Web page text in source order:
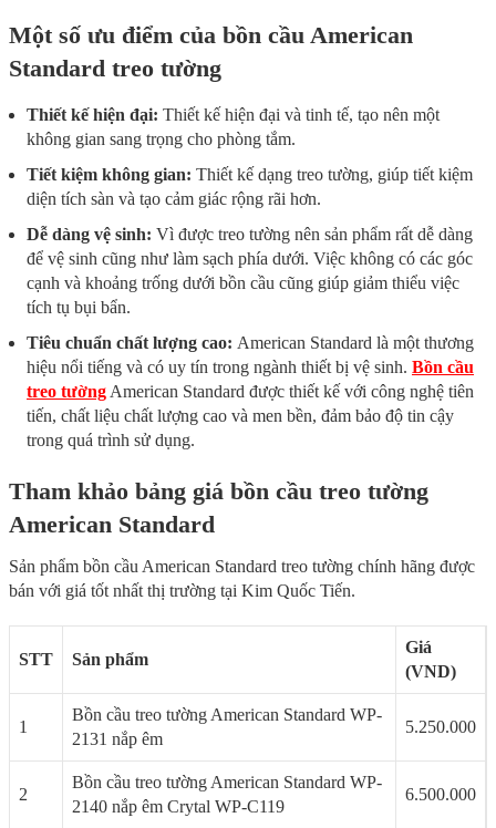
Một số ưu điểm của bồn cầu American
Standard treo tường
Thiết kế hiện đại: Thiết kế hiện đại và tinh tế, tạo nên một
không gian sang trọng cho phòng tắm.
Tiết kiệm không gian: Thiết kế dạng treo tường, giúp tiết kiệm
diện tích sàn và tạo cảm giác rộng rãi hơn.
Dễ dàng vệ sinh: Vì được treo tường nên sản phẩm rất dễ dàng
để vệ sinh cũng như làm sạch phía dưới. Việc không có các góc
cạnh và khoảng trống dưới bồn cầu cũng giúp giảm thiểu việc
tích tụ bụi bẩn.
Tiêu chuẩn chất lượng cao: American Standard là một thương
hiệu nổi tiếng và có uy tín trong ngành thiết bị vệ sinh. Bồn cầu
treo tường American Standard được thiết kế với công nghệ tiên
tiến, chất liệu chất lượng cao và men bền, đảm bảo độ tin cậy
trong quá trình sử dụng.
Tham khảo bảng giá bồn cầu treo tường
American Standard
Sản phẩm bồn cầu American Standard treo tường chính hãng được
bán với giá tốt nhất thị trường tại Kim Quốc Tiến.
STT Sản phẩm
Giá
(VND)
1
Bồn cầu treo tường American Standard WP-
2131 nắp êm
5.250.000
2
Bồn cầu treo tường American Standard WP-
2140 nắp êm Crytal WP-C119
6.500.000